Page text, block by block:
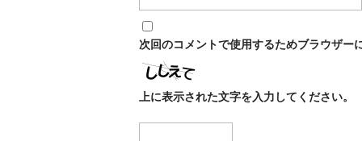
次回のコメントで使用するためブラウザー
上に表示された文字を入力してください。